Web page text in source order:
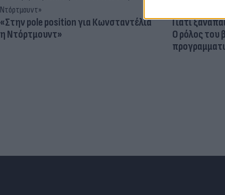
«Στην pole position για Κωνσταντέλια
η Ντόρτμουντ»
Γιατί
Ο ρόλος του